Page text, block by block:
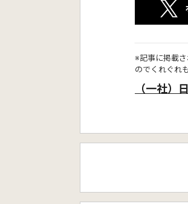
※記事に掲載
のでくれぐれ
（一社）